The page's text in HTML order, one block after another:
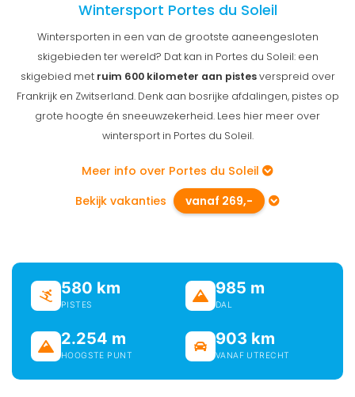
Wintersport Portes du Soleil
Wintersporten in een van de grootste aaneengesloten
skigebieden ter wereld? Dat kan in Portes du Soleil: een
skigebied met ruim 600 kilometer aan pistesverspreid over
Frankrijk en Zwitserland. Denk aan bosrijke afdalingen, pistes op
grote hoogte én sneeuwzekerheid. Lees hier meer over
wintersport in Portes du Soleil.
Meer info over Portes du Soleil
Bekijk vakanties
vanaf 269,-
580 km
PISTES
985 m
DAL
2.254 m
HOOGSTE PUNT
903 km
VANAF UTRECHT